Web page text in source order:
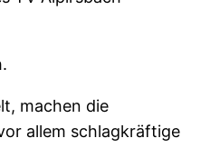
machen die
allem schlagkräftige